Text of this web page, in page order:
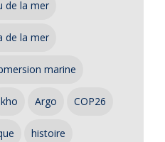
de la mer
de la mer
marine
Argo COP26
histoire